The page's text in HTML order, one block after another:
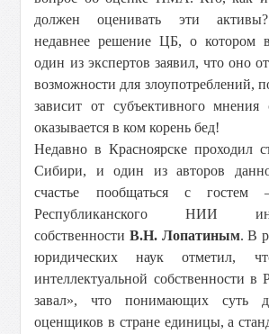
должен оценивать эти
недавнее решение ЦБ, о котором
один из экспертов заявил, что оно
возможности для злоупотреблений,
зависит от субъективного
оказывается в ком корень бед!
Недавно в Красноярске проходил
Сибири, и один из авторов
счастье пообщаться с гостем
Республиканского НИИ
собственностиВ.Н. Лопатиным. В
юридических наук отметил,
интеллектуальной собственности в
завал», что понимающих суть
оценщиков в стране единицы, а